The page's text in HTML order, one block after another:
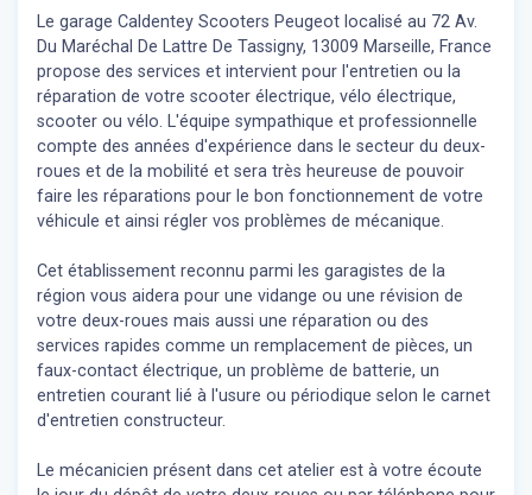
Le garage Caldentey Scooters Peugeot localisé au 72 Av.
Du Maréchal De Lattre De Tassigny, 13009 Marseille, France
propose des services et intervient pour l'entretien ou la
réparation de votre scooter électrique, vélo électrique,
scooter ou vélo. L'équipe sympathique et professionnelle
compte des années d'expérience dans le secteur du deux-
roues et de la mobilité et sera très heureuse de pouvoir
faire les réparations pour le bon fonctionnement de votre
véhicule et ainsi régler vos problèmes de mécanique.
Cet établissement reconnu parmi les garagistes de la
région vous aidera pour une vidange ou une révision de
votre deux-roues mais aussi une réparation ou des
services rapides comme un remplacement de pièces, un
faux-contact électrique, un problème de batterie, un
entretien courant lié à l'usure ou périodique selon le carnet
d'entretien constructeur.
Le mécanicien présent dans cet atelier est à votre écoute